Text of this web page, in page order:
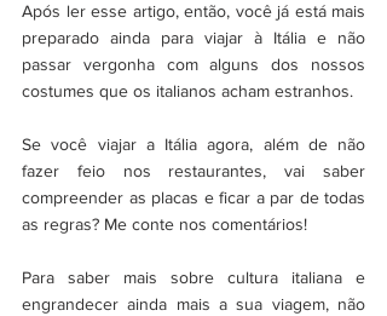
Após ler esse artigo, então, você já está mais
preparado ainda para viajar à Itália e não
passar vergonha com alguns dos nossos
costumes que os italianos acham estranhos.
Se você viajar a Itália agora, além de não
fazer feio nos restaurantes, vai saber
compreender as placas e ficar a par de todas
as regras? Me conte nos comentários!
Para saber mais sobre cultura italiana e
engrandecer ainda mais a sua viagem, não